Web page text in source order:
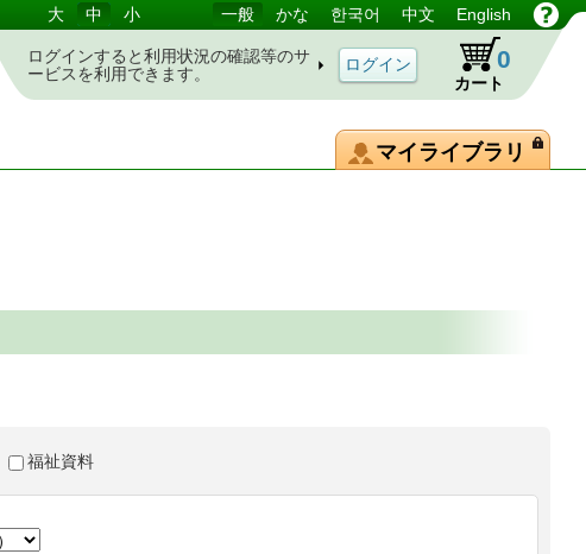
大 中 小 一般 かな 한국어 中文 English
ログインすると利用状況の確認等のサ
ービスを利用できます。
カート
0
マイライブラリ
福祉資料